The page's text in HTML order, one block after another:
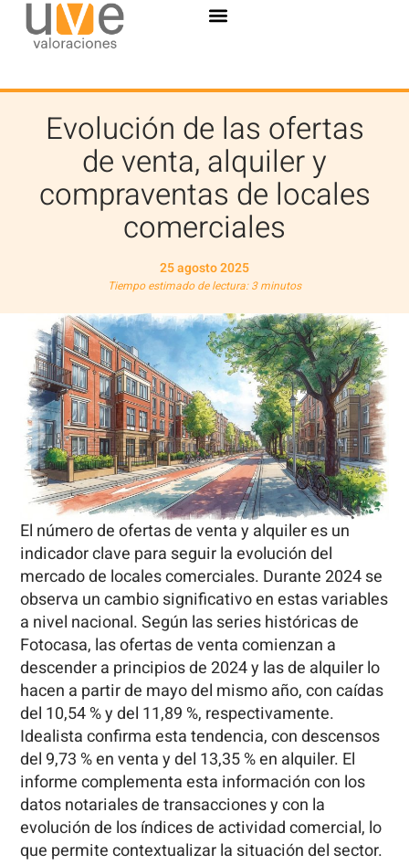
Evolución de las ofertas
de venta, alquiler y
compraventas de locales
comerciales
25 agosto 2025
Tiempo estimado de lectura: 3 minutos
El número de ofertas de venta y alquiler es un
indicador clave para seguir la evolución del
mercado de locales comerciales. Durante 2024 se
observa un cambio significativo en estas variables
a nivel nacional. Según las series históricas de
Fotocasa, las ofertas de venta comienzan a
descender a principios de 2024 y las de alquiler lo
hacen a partir de mayo del mismo año, con caídas
del 10,54 % y del 11,89 %, respectivamente.
Idealista confirma esta tendencia, con descensos
del 9,73 % en venta y del 13,35 % en alquiler. El
informe complementa esta información con los
datos notariales de transacciones y con la
evolución de los índices de actividad comercial, lo
que permite contextualizar la situación del sector.